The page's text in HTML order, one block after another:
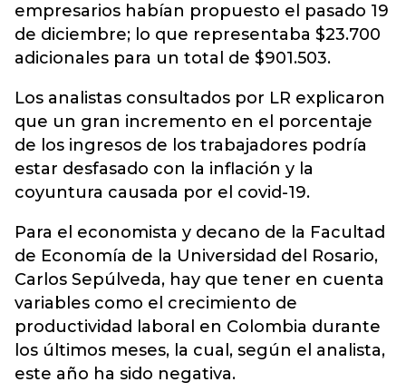
empresarios habían propuesto el pasado 19
de diciembre; lo que representaba $23.700
adicionales para un total de $901.503.
Los analistas consultados por LR explicaron
que un gran incremento en el porcentaje
de los ingresos de los trabajadores podría
estar desfasado con la inflación y la
coyuntura causada por el covid-19.
Para el economista y decano de la Facultad
de Economía de la Universidad del Rosario,
Carlos Sepúlveda, hay que tener en cuenta
variables como el crecimiento de
productividad laboral en Colombia durante
los últimos meses, la cual, según el analista,
este año ha sido negativa.